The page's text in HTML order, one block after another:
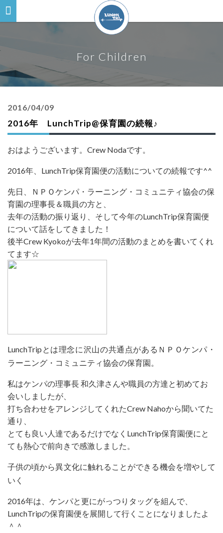
For Children
2016/04/09
2016年 LunchTrip@保育園の続報♪
おはようございます。Crew Nodaです。
2016年、LunchTrip保育園便の活動についての続報です^^
先日、ＮＰＯケンパ・ラーニング・コミュニティ協会の保
育園の理事長＆職員の方と、
去年の活動の振り返り、そして今年のLunchTrip保育園便
について話をしてきました！
後半Crew Kyokoが去年1年間の活動のまとめを書いてくれ
てます☆
LunchTripとは理念に沢山の共通点があるＮＰＯケンパ・
ラーニング・コミュニティ協会の保育園。
私はケンパの理事長 和久津さんや職員の方達と初めてお
会いしましたが、
打ち合わせをアレンジしてくれたCrew Nahoから聞いてた
通り、
とても良い人達であるだけでなくLunchTrip保育園便にと
ても熱心で前向きで感激しました。
子供の頃から異文化に触れることができる機会を増やして
いく
2016年は、ケンパと更にがっつりタッグを組んで、
LunchTripの保育園便を展開して行くことになりましたよ
＾＾